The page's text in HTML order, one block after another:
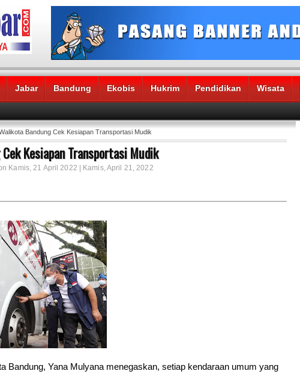
Jabar Bandung Ekobis Hukrim Pendidikan Wisata
Bandung Cek Kesiapan Transportasi Mudik
Kesiapan Transportasi Mudik
Kamis, 21 April 2022 | Kamis, April 21, 2022
Bandung, Yana Mulyana menegaskan, setiap kendaraan umum yang